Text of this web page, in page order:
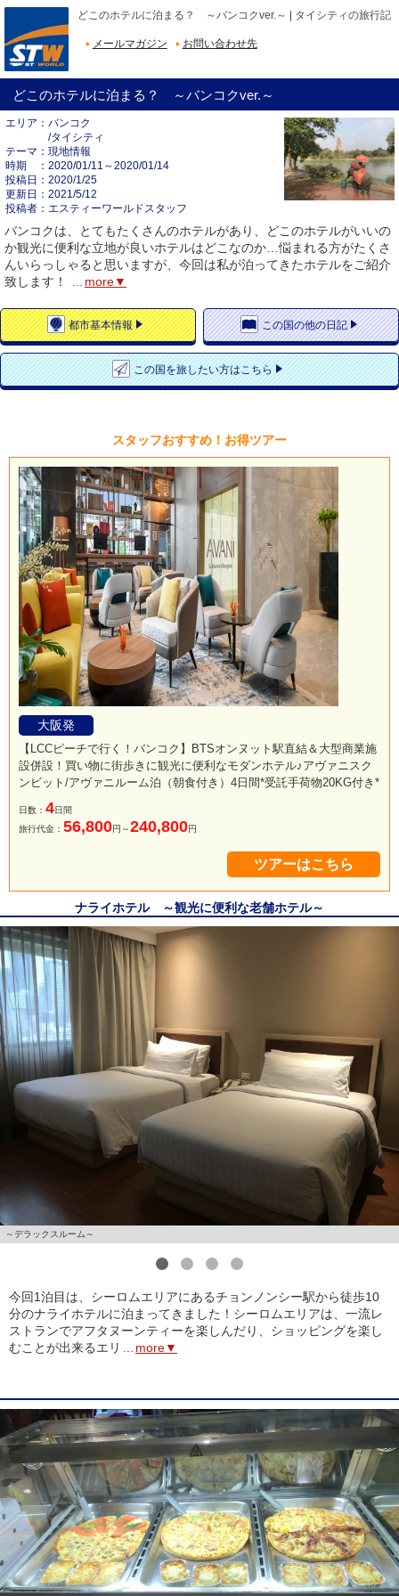
どこのホテルに泊まる？ ～バンコクver.～ | タイシティの旅行記
メールマガジン お問い合わせ先
どこのホテルに泊まる？ ～バンコクver.～
エリア
バンコク
/タイシティ
テーマ
現地情報
時期
2020/01/11～2020/01/14
投稿日
2020/1/25
更新日
2021/5/12
投稿者
エスティーワールドスタッフ
バンコクは、とてもたくさんのホテルがあり、どこのホテルがいいの
か観光に便利な立地が良いホテルはどこなのか…悩まれる方がたくさ
んいらっしゃると思いますが、今回は私が泊ってきたホテルをご紹介
致します！
more▼
都市基本情報 この国の他の日記
この国を旅したい方はこちら
スタッフおすすめ！お得ツアー
大阪発
【LCCピーチで行く！バンコク】BTSオンヌット駅直結＆大型商業施
設併設！買い物に街歩きに観光に便利なモダンホテル♪アヴァニスク
ンビット/アヴァニルーム泊（朝食付き）4日間*受託手荷物20KG付き*
日数： 4日間
旅行代金： 56,800円～240,800円
ツアーはこちら
ナライホテル ～観光に便利な老舗ホテル～
～デラックスルーム～
今回1泊目は、シーロムエリアにあるチョンノンシー駅から徒歩10
分のナライホテルに泊まってきました！シーロムエリアは、一流レ
ストランでアフタヌーンティーを楽しんだり、ショッピングを楽し
むことが出来るエリ
more▼